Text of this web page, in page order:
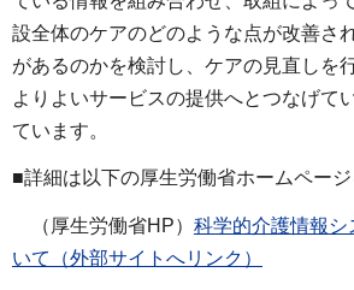
設全体のケアのどのような点が改善さ
があるのかを検討し、ケアの見直しを
よりよいサービスの提供へとつなげて
ています。
■詳細は以下の厚生労働省ホームページ
（厚生労働省HP） 科学的介護情報
いて（外部サイトへリンク）